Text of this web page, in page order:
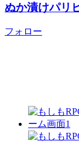
ぬか漬けパリ
フォロー